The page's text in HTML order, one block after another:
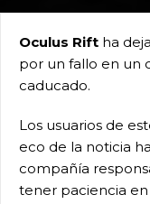
Oculus Rift ha
por un fallo en un
caducado.
Los usuarios de
eco de la noticia
compañía
tener paciencia